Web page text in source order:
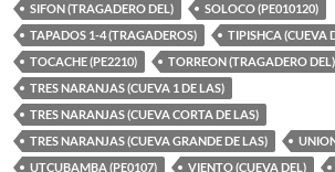
SIFON (TRAGADERO DEL)
SOLOCO (PE010120)
TAPADOS 1-4 (TRAGADEROS)
TIPISHCA (CUEVA
TOCACHE (PE2210)
TORREON (TRAGADERO DEL)
TRES NARANJAS (CUEVA 1 DE LAS)
TRES NARANJAS (CUEVA CORTA DE LAS)
TRES NARANJAS (CUEVA GRANDE DE LAS)
UTCUBAMBA (PE0107)
VIENTO (CUEVA DEL)